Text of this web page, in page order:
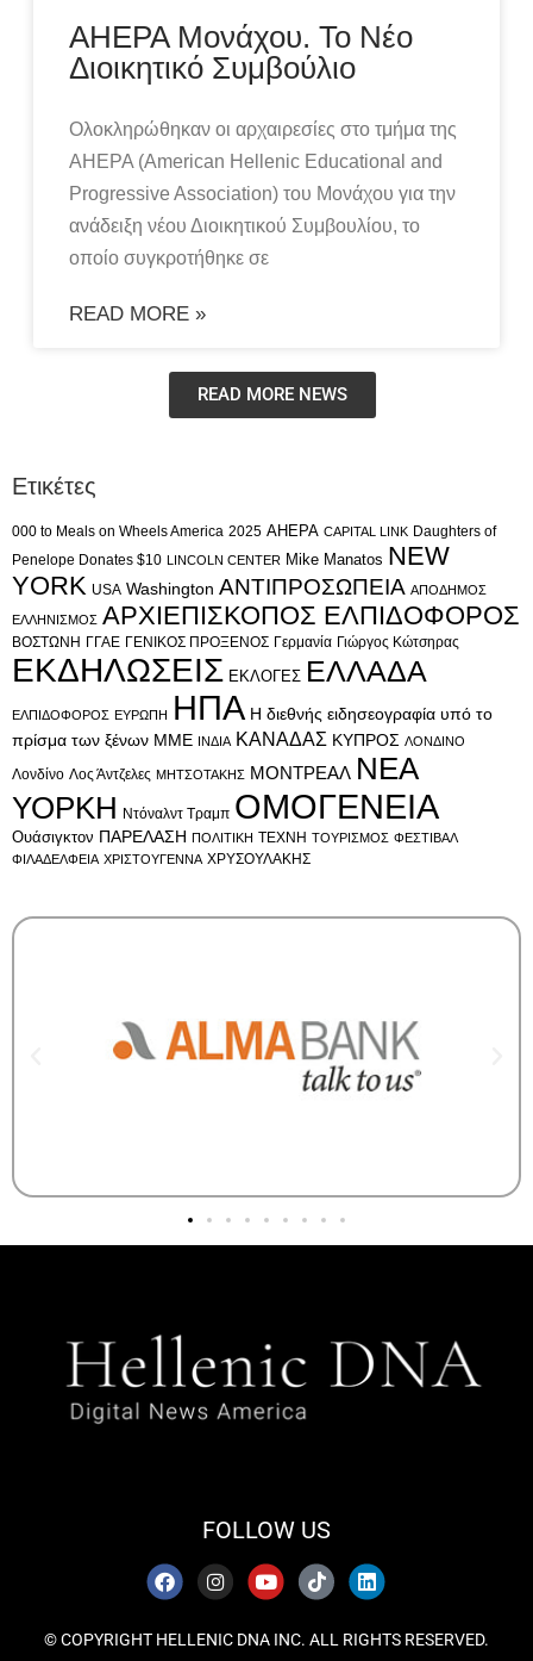
AHEPA Μονάχου. Το Νέο
Διοικητικό Συμβούλιο
Ολοκληρώθηκαν οι αρχαιρεσίες στο τμήμα της
AHEPA (American Hellenic Educational and
Progressive Association) του Μονάχου για την
ανάδειξη νέου Διοικητικού Συμβουλίου, το
οποίο συγκροτήθηκε σε
READ MORE »
READ MORE NEWS
Ετικέτες
000 to Meals on Wheels America 2025 AHEPA CAPITAL LINK Daughters of
Penelope Donates $10 LINCOLN CENTER Mike Manatos NEW
YORK USA Washington ΑΝΤΙΠΡΟΣΩΠΕΙΑ ΑΠΟΔΗΜΟΣ
ΕΛΛΗΝΙΣΜΟΣ ΑΡΧΙΕΠΙΣΚΟΠΟΣ ΕΛΠΙΔΟΦΟΡΟΣ
ΒΟΣΤΩΝΗ ΓΓΑΕ ΓΕΝΙΚΟΣ ΠΡΟΞΕΝΟΣ Γερμανία Γιώργος Κώτσηρας
ΕΚΔΗΛΩΣΕΙΣ ΕΚΛΟΓΕΣ ΕΛΛΑΔΑ
ΕΛΠΙΔΟΦΟΡΟΣ ΕΥΡΩΠΗ ΗΠΑ Η διεθνής ειδησεογραφία υπό το
πρίσμα των ξένων ΜΜΕ ΙΝΔΙΑ ΚΑΝΑΔΑΣ ΚΥΠΡΟΣ ΛΟΝΔΙΝΟ
Λονδίνο Λος Άντζελες ΜΗΤΣΟΤΑΚΗΣ ΜΟΝΤΡΕΑΛ ΝΕΑ
ΥΟΡΚΗ Ντόναλντ Τραμπ ΟΜΟΓΕΝΕΙΑ
Ουάσιγκτον ΠΑΡΕΛΑΣΗ ΠΟΛΙΤΙΚΗ ΤΕΧΝΗ ΤΟΥΡΙΣΜΟΣ ΦΕΣΤΙΒΑΛ
ΦΙΛΑΔΕΛΦΕΙΑ ΧΡΙΣΤΟΥΓΕΝΝΑ ΧΡΥΣΟΥΛΑΚΗΣ
FOLLOW US
© COPYRIGHT HELLENIC DNA INC. ALL RIGHTS RESERVED.